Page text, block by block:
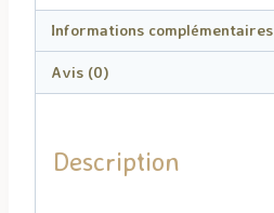
Informations complémentaires
Avis (0)
Description